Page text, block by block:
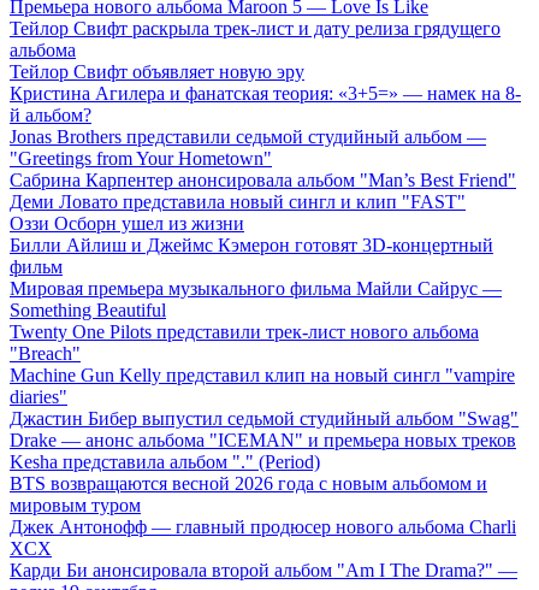
Премьера нового альбома Maroon 5 — Love Is Like
Тейлор Свифт раскрыла трек-лист и дату релиза грядущего
альбома
Тейлор Свифт объявляет новую эру
Кристина Агилера и фанатская теория: «3+5=» — намек на 8-
й альбом?
Jonas Brothers представили седьмой студийный альбом —
"Greetings from Your Hometown"
Сабрина Карпентер анонсировала альбом "Man’s Best Friend"
Деми Ловато представила новый сингл и клип "FAST"
Оззи Осборн ушел из жизни
Билли Айлиш и Джеймс Кэмерон готовят 3D-концертный
фильм
Мировая премьера музыкального фильма Майли Сайрус —
Something Beautiful
Twenty One Pilots представили трек-лист нового альбома
"Breach"
Machine Gun Kelly представил клип на новый сингл "vampire
diaries"
Джастин Бибер выпустил седьмой студийный альбом "Swag"
Drake — анонс альбома "ICEMAN" и премьера новых треков
Kesha представила альбом "." (Period)
BTS возвращаются весной 2026 года с новым альбомом и
мировым туром
Джек Антонофф — главный продюсер нового альбома Charli
XCX
Карди Би анонсировала второй альбом "Am I The Drama?" —